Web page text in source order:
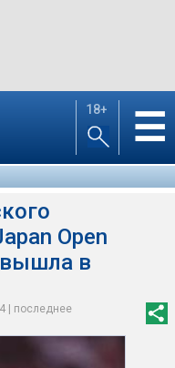
18+ ☰
Open
в
| последнее